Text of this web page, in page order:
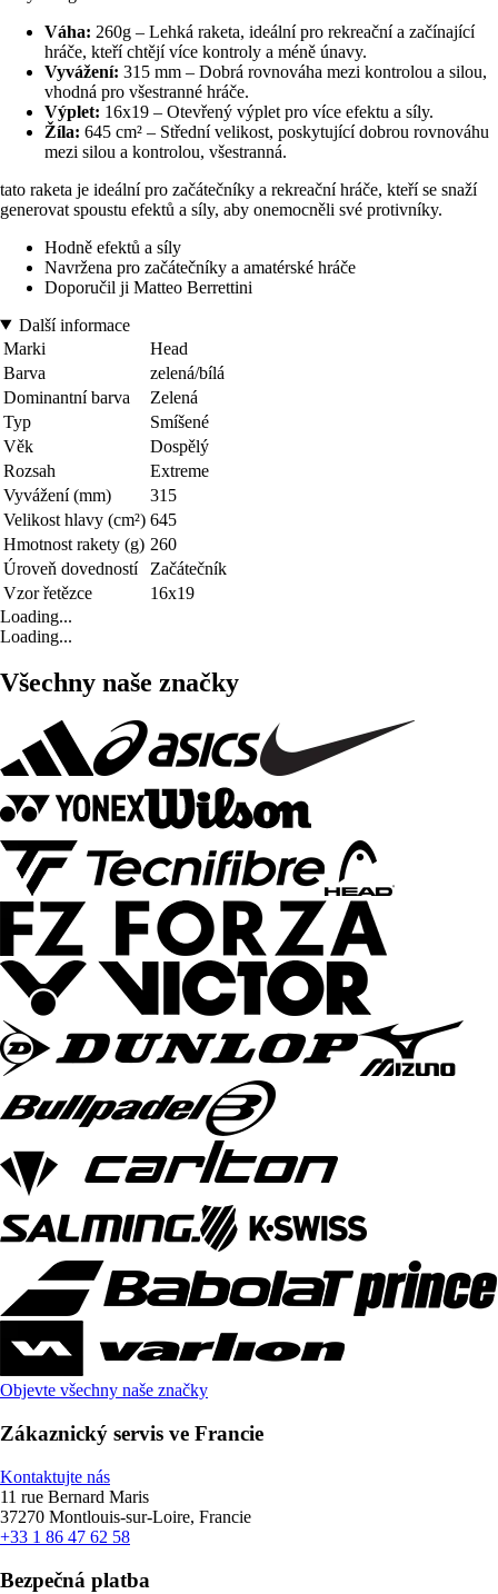
Váha: 260g – Lehká raketa, ideální pro rekreační a začínající
hráče, kteří chtějí více kontroly a méně únavy.
Vyvážení: 315 mm – Dobrá rovnováha mezi kontrolou a silou,
vhodná pro všestranné hráče.
Výplet: 16x19 – Otevřený výplet pro více efektu a síly.
Žíla: 645 cm² – Střední velikost, poskytující dobrou rovnováhu
mezi silou a kontrolou, všestranná.
tato raketa je ideální pro začátečníky a rekreační hráče, kteří se snaží
generovat spoustu efektů a síly, aby onemocněli své protivníky.
Hodně efektů a síly
Navržena pro začátečníky a amatérské hráče
Doporučil ji Matteo Berrettini
Další informace
Marki
Head
Barva
zelená/bílá
Dominantní barva
Zelená
Typ
Smíšené
Věk
Dospělý
Rozsah
Extreme
Vyvážení (mm)
315
Velikost hlavy (cm²) 645
Hmotnost rakety (g) 260
Úroveň dovedností
Začátečník
Vzor řetězce
16x19
Loading...
Loading...
Všechny naše značky
Objevte všechny naše značky
Zákaznický servis ve Francie
Kontaktujte nás
11 rue Bernard Maris
37270 Montlouis-sur-Loire, Francie
+33 1 86 47 62 58
Bezpečná platba